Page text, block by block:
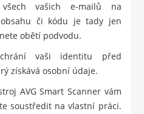
vašich e-mailů na
či kódu je tady jen
obětí podvodu.
vaši identitu před
získává osobní údaje.
AVG Smart Scanner vám
soustředit na vlastní práci.